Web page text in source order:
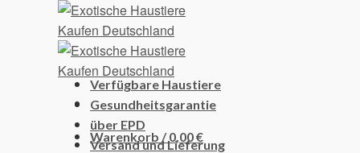
Warenkorb /0,00€
Verfügbare Haustiere
Gesundheitsgarantie
über EPD
Versand und Lieferung